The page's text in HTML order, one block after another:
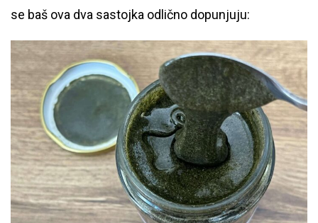
se baš ova dva sastojka odlično dopunjuju: